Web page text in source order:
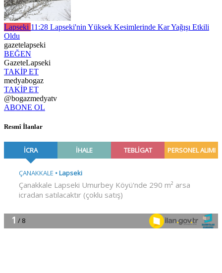
Lapseki 11:28 Lapseki'nin Yüksek Kesimlerinde Kar Yağışı Etkili
Oldu
gazetelapseki
BEĞEN
GazeteLapseki
TAKİP ET
medyabogaz
TAKİP ET
@bogazmedyatv
ABONE OL
Resmî İlanlar